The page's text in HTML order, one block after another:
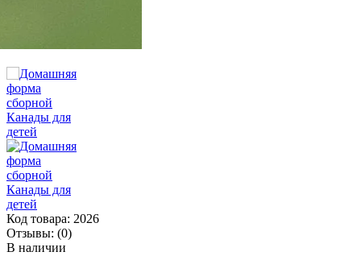
Код товара: 2026
Отзывы: (0)
В наличии